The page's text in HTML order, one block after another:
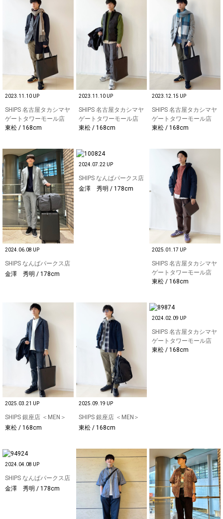
2023.11.10 UP
SHIPS 名古屋タカシマヤ
ゲートタワーモール店
東松 / 168cm
2023.11.10 UP
SHIPS 名古屋タカシマヤ
ゲートタワーモール店
東松 / 168cm
2023.12.15 UP
SHIPS 名古屋タカシマヤ
ゲートタワーモール店
東松 / 168cm
2024.06.08 UP
SHIPS なんばパークス店
金澤 秀明 / 178cm
2024.07.22 UP
SHIPS なんばパークス店
金澤 秀明 / 178cm
2025.01.17 UP
SHIPS 名古屋タカシマヤ
ゲートタワーモール店
東松 / 168cm
2025.03.21 UP
SHIPS 銀座店 ＜MEN＞
東松 / 168cm
2025.09.19 UP
SHIPS 銀座店 ＜MEN＞
東松 / 168cm
2024.02.09 UP
SHIPS 名古屋タカシマヤ
ゲートタワーモール店
東松 / 168cm
2024.04.08 UP
SHIPS なんばパークス店
金澤 秀明 / 178cm